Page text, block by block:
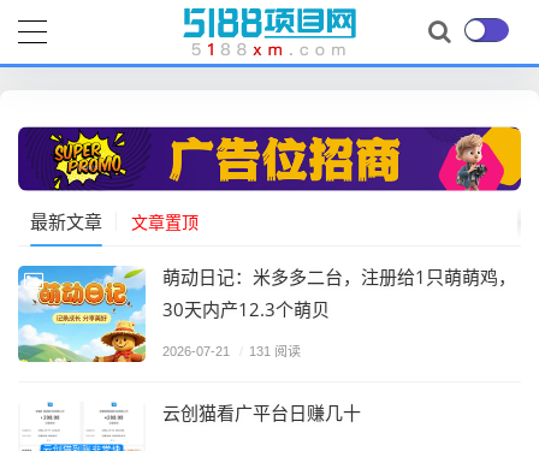
最新文章 文章置顶
萌动日记：米多多二台，注册给1只萌萌鸡，
30天内产12.3个萌贝
2026-07-21 / 131 阅读
云创猫看广平台日赚几十